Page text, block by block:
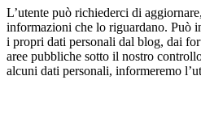
L’utente può richiederci di
informazioni che lo riguardano. Può
i propri dati personali dal blog, dai
aree pubbliche sotto il nostro
alcuni dati personali, informeremo